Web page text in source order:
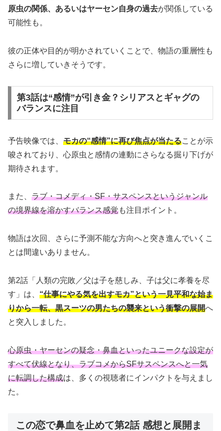
原虫の関係、あるいはヤーセン自身の過去が関係している
可能性も。
彼の正体や目的が明かされていくことで、物語の重層性も
さらに増していきそうです。
第3話は“感情”が引き金？シリアスとギャグの
バランスに注目
予告映像では、 モカの“感情”に再び焦点が当たることが示
唆されており、心原虫と感情の連動にさらなる掘り下げが
期待されます。
また、 ラブ・コメディ・SF・サスペンスというジャンル
の境界線を溶かすバランス感覚も注目ポイント。
物語は次回、さらに予測不能な方向へと突き進んでいくこ
とは間違いありません。
第2話「人類の完敗／父は子を慈しみ、子は父に孝養を尽
す」は、 “仕事にやる気を出すモカ”という一見平和な始ま
りから一転、黒スーツの男たちの襲来という衝撃の展開へ
と突入しました。
心原虫・ヤーセンの疑念・鼻血といったユニークな設定が
すべて伏線となり、ラブコメからSFサスペンスへと一気
に転調した構成は、多くの視聴者にインパクトを与えまし
た。
この恋で鼻血を止めて第2話 感想と展開ま